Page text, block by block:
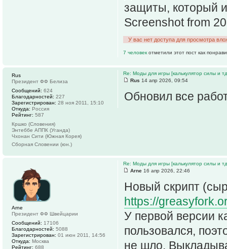
защиты, который
Screenshot from
У вас нет доступа для просмотра
7 человек отметили этот пост как
Re: Моды для игры [калькулятор силы и
Rus 14 апр 2026, 09:54
Обновил все
Rus
Президент ФФ Белиза
Сообщений: 624
Благодарностей: 227
Зарегистрирован: 28 ноя 2011, 15:10
Откуда: Россия
Рейтинг: 587
Кршко (Словения)
Энтеббе АППК (Уганда)
Чхонан Сити (Южная Корея)
Сборная Словении (юн.)
Re: Моды для игры [калькулятор силы и
Arne 16 апр 2026, 22:46
Новый скрипт
https://
У первой версии
пользовался,
не шло.
Arne
Президент ФФ Швейцарии
Сообщений: 17106
Благодарностей: 5088
Зарегистрирован: 01 июн 2011, 14:56
Откуда: Москва
Рейтинг: 688